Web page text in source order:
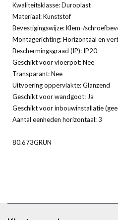
Kwaliteitsklasse: Duroplast
Materiaal: Kunststof
Bevestigingswijze: Klem-/
Montagerichting: Horizontaal en
Beschermingsgraad (IP): IP20
Geschikt voor vloerpot: Nee
Transparant: Nee
Uitvoering oppervlakte: Glanzend
Geschikt voor wandgoot: Ja
Geschikt voor inbouwinstallatie
Aantal eenheden horizontaal: 3
80.673GRUN